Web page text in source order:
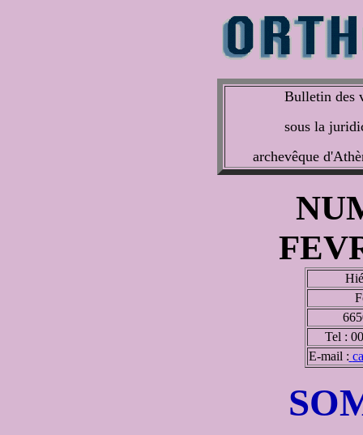
Bulletin des
sous la
archevêque
Tel :
E-mail :